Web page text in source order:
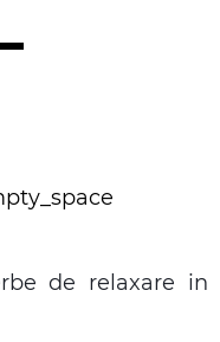
de relaxare in